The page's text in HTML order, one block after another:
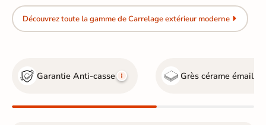
Découvrez toute la gamme de Carrelage extérieur moderne
Garantie Anti-casse Grès cérame émaillé